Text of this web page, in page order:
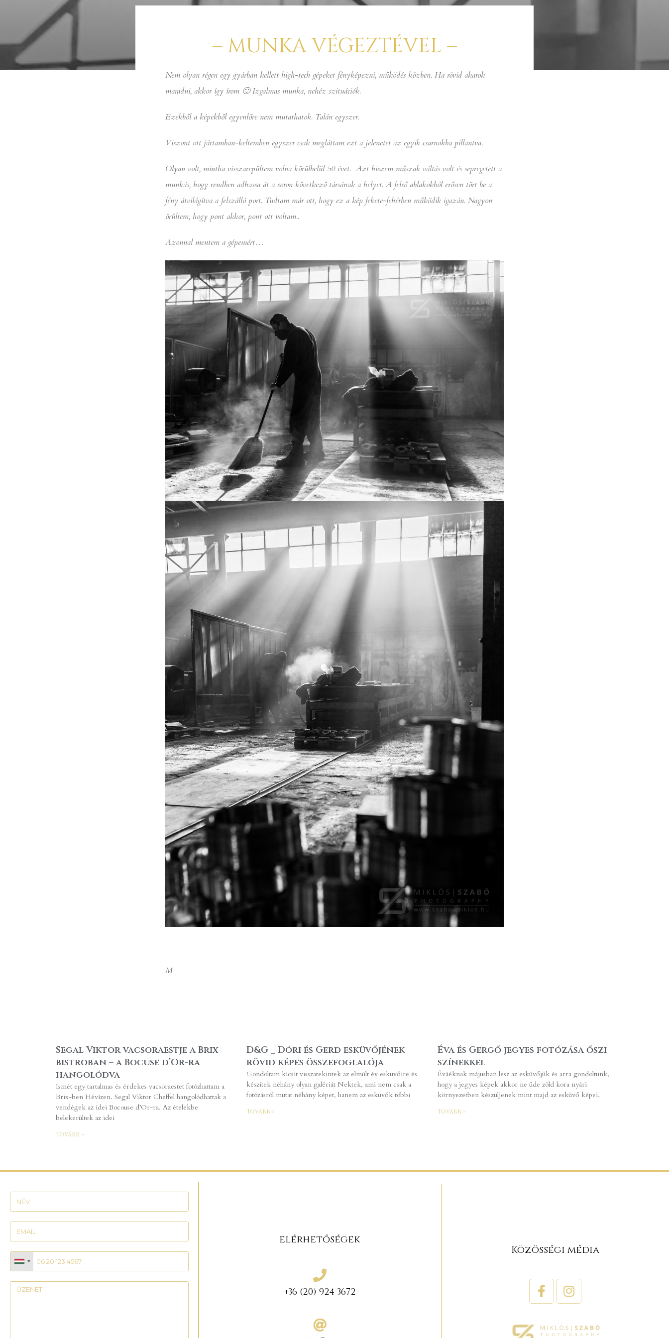
– MUNKA VÉGEZTÉVEL –
Nem olyan régen egy gyárban kellett high-tech gépeket fényképezni, működés közben. Ha rövid akarok
maradni, akkor így írom 🙂 Izgalmas munka, nehéz szituációk.
Ezekből a képekből egyenlőre nem mutathatok. Talán egyszer.
Viszont ott jártamban-keltemben egyszer csak megláttam ezt a jelenetet az egyik csarnokba pillantva.
Olyan volt, mintha visszarepültem volna körülbelül 50 évet. Azt hiszem műszak váltás volt és sepregetett a
munkás, hogy rendben adhassa át a soron következő társának a helyet. A felső ablakokból erősen tört be a
fény átvilágítva a felszálló port. Tudtam már ott, hogy ez a kép fekete-fehérben működik igazán. Nagyon
örültem, hogy pont akkor, pont ott voltam..
Azonnal mentem a gépemért…
M
Segal Viktor vacsoraestje a Brix-
bistroban – a Bocuse d’Or-ra
hangolódva
Ismét egy tartalmas és érdekes vacsoraestet fotózhattam a
Brix-ben Hévízen. Segal Viktor Cheffel hangolódhattak a
vendégek az idei Bocouse d’Or-ra. Az ételekbe
belekerültek az idei
Tovább »
D&G _ Dóri és Gerd esküvőjének
rövid képes összefoglalója
Gondoltam kicsit visszatekintek az elmúlt év esküvőire és
készítek néhány olyan galériát Nektek, ami nem csak a
fotózásról mutat néhány képet, hanem az esküvők többi
Tovább »
Éva és Gergő jegyes fotózása őszi
színekkel
Éváéknak májusban lesz az esküvőjük és arra gondoltunk,
hogy a jegyes képek akkor ne üde zöld kora nyári
környezetben készüljenek mint majd az esküvő képei,
Tovább »
elérhetőségek
+36 (20) 924 3672
Közösségi média